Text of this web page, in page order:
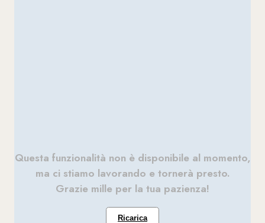
Questa funzionalità non è disponibile al momento,
ma ci stiamo lavorando e tornerà presto.
Grazie mille per la tua pazienza!
Ricarica